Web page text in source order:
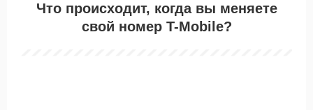
Что происходит, когда вы меняете
свой номер T-Mobile?